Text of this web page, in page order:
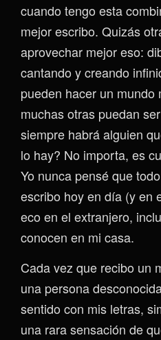
cuando tengo esta
mejor escribo. Quizás
aprovechar mejor eso:
cantando y creando
pueden hacer un mundo
muchas otras puedan
siempre habrá alguien
lo hay? No importa, es
Yo nunca pensé que
escribo hoy en día (y en
eco en el extranjero,
conocen en mi casa.
Cada vez que recibo un
una persona
sentido con mis letras,
una rara sensación de